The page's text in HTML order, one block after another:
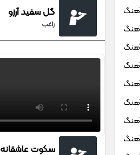
گل سفید آرزو
راغب
سکوت عاشقانه